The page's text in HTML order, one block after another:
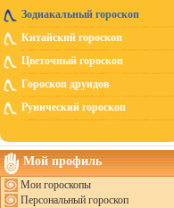
Зодиакальный гороскоп
Китайский гороскоп
Цветочный гороскоп
Гороскоп друидов
Рунический гороскоп
Мой профиль
Мои гороскопы
Персональный гороскоп